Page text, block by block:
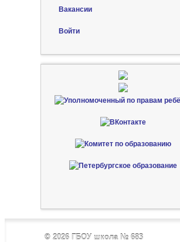
Вакансии
Войти
© 2026 ГБОУ школа № 683